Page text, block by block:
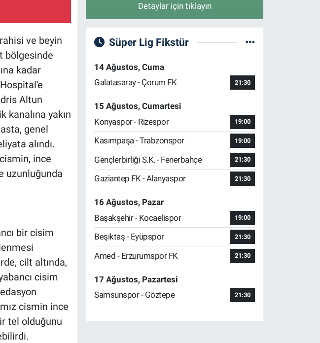
ve beyin
bölgesinde
kadar
Altun
kanalına yakın
genel
alındı.
ince
uzunluğunda
bir cisim
cilt altında,
cisim
cismin ince
tel olduğunu
Detaylar için tıklayın
Süper Lig Fikstür
14 Ağustos, Cuma
Galatasaray - Çorum FK
21:30
15 Ağustos, Cumartesi
Konyaspor - Rizespor
19:00
Kasımpaşa - Trabzonspor 19:00
Gençlerbirliği S.K. - Fenerbahçe 21:30
Gaziantep FK - Alanyaspor 21:30
16 Ağustos, Pazar
Başakşehir - Kocaelispor
19:00
Beşiktaş - Eyüpspor 21:30
Amed - Erzurumspor FK 21:30
17 Ağustos, Pazartesi
Samsunspor - Göztepe
21:30